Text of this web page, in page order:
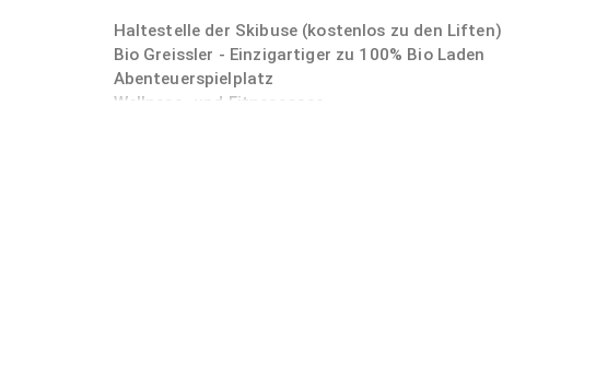
Haltestelle der Skibuse (kostenlos zu den Liften)
Bio Greissler - Einzigartiger zu 100% Bio Laden
Abenteuerspielplatz
Wellness- und Fitnessoase